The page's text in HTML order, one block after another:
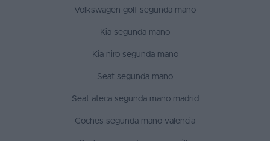
Volkswagen golf segunda mano
Kia segunda mano
Kia niro segunda mano
Seat segunda mano
Seat ateca segunda mano madrid
Coches segunda mano valencia